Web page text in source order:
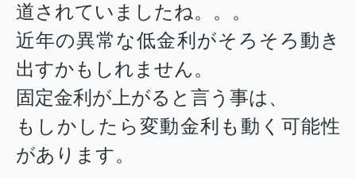
道されていましたね。。。
近年の異常な低金利がそろそろ動き
出すかもしれません。
固定金利が上がると言う事は、
もしかしたら変動金利も動く可能性
があります。